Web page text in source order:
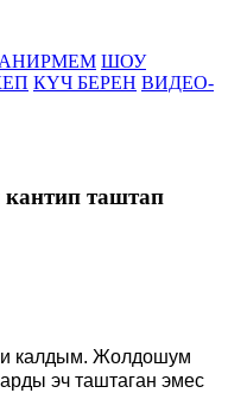
ШОУ
КҮЧ БЕРЕН ВИДЕО-
таштап
калдым. Жолдошум
эч таштаган эмес